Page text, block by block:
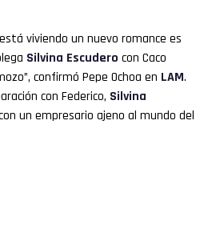
está viviendo un nuevo romance es
Silvina Escudero con Caco
confirmó Pepe Ochoa en LAM.
con Federico, Silvina
un empresario ajeno al mundo del